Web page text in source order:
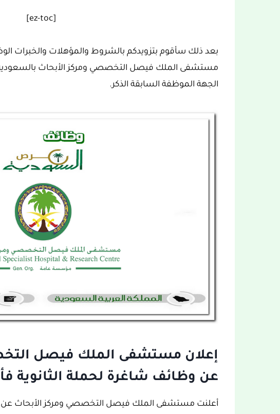
[ez-toc]
بعد ذلك سأقوم بتزويدكم بالشروط والمؤهلات والخبرات
مستشفى الملك فيصل التخصصي ومركز الأبحاث بالسعودية
الجهة الموظفة السابقة الذكر.
إعلان مستشفى الملك فيصل
عن وظائف شاغرة لحملة الثانوية